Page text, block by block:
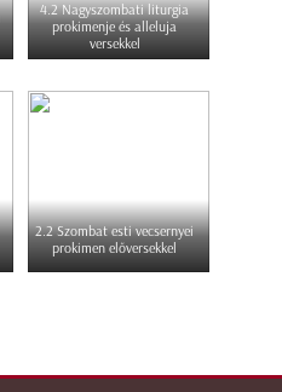
4.2 Nagyszombati liturgia
prokimenje és alleluja
versekkel
2.2 Szombat esti vecsernyei
prokimen előversekkel